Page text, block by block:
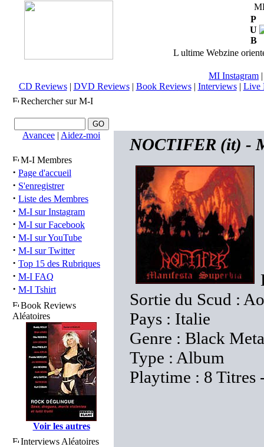
P
U
B
L ultime Webzine
MI Instagram
CD Reviews| DVD Reviews| Book Reviews| Interviews| Live
Rechercher sur M-I
Avancee | Aidez-moi
M-I Membres
· Page d'accueil
· S'enregistrer
· Liste des Membres
· M-I sur Instagram
· M-I sur Facebook
· M-I sur YouTube
· M-I sur Twitter
· Top 15 des Rubriques
· M-I FAQ
· M-I Tshirt
Book Reviews
Aléatoires
Voir les autres
Interviews Aléatoires
NOCTIFER (it) -
Sortie du Scud :
Pays : Italie
Genre : Black
Type : Album
Playtime : 8 Titres